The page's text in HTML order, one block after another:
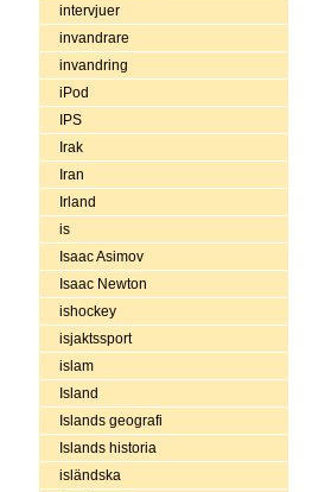
intervjuer
invandrare
invandring
iPod
IPS
Irak
Iran
Irland
is
Isaac Asimov
Isaac Newton
ishockey
isjaktssport
islam
Island
Islands geografi
Islands historia
isländska